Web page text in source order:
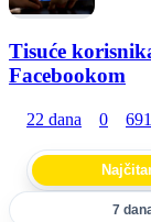
Tisuće
Facebookom
22 dana 0 691
7